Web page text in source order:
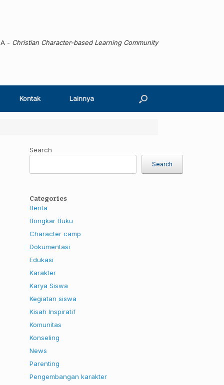
- Christian Character-based Learning Community
Kontak Lainnya
Search
Search
Categories
Berita
Bongkar Buku
Character camp
Dokumentasi
Edukasi
Karakter
Karya Siswa
Kegiatan siswa
Kisah Inspiratif
Komunitas
Konseling
News
Parenting
Pengembangan karakter